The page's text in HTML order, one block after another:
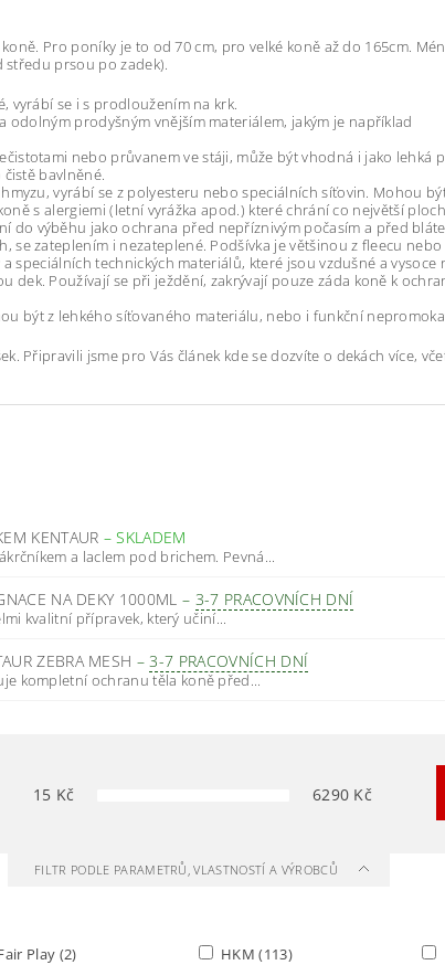
Pro poníky je to od 70 cm, pro velké koně až do 165cm.
prsou po zadek).
vyrábí se i s prodloužením na krk.
prodyšným vnějším materiálem, jakým je například
nebo průvanem ve stáji, může být vhodná i jako lehká
bavlněné.
vyrábí se z polyesteru nebo speciálních síťovin. Mohou
s alergiemi (letní vyrážka apod.) které chrání co největší
do výběhu jako ochrana před nepříznivým počasím a před
se zateplením i nezateplené. Podšívka je většinou z fleecu
speciálních technických materiálů, které jsou vzdušné a vysoce
dek. Používají se při ježdění, zakrývají pouze záda koně k
být z lehkého síťovaného materiálu, nebo i funkční
Připravili jsme pro Vás článek kde se dozvíte o dekách více,
KENTAUR – SKLADEM
a laclem pod brichem. Pevná...
NA DEKY 1000ML – 3-7 PRACOVNÍCH DNÍ
kvalitní přípravek, který učiní...
ZEBRA MESH – 3-7 PRACOVNÍCH DNÍ
kompletní ochranu těla koně před...
15 Kč 6290 Kč
FILTR PODLE PARAMETRŮ, VLASTNOSTÍ A VÝROBCŮ
Play (2) HKM(113)